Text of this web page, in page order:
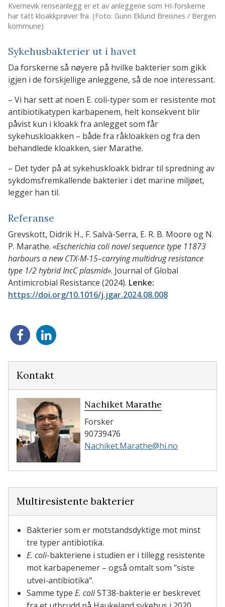
Kvernevik renseanlegg er et av anleggene som HI-forskerne
har tatt kloakkprøver fra. (Foto: Gunn Eklund Breisnes / Bergen
kommune)
Sykehusbakterier ut i havet
Da forskerne så nøyere på hvilke bakterier som gikk
igjen i de forskjellige anleggene, så de noe interessant.
– Vi har sett at noen E. coli-typer som er resistente mot
antibiotikatypen karbapenem, helt konsekvent blir
påvist kun i kloakk fra anlegget som får
sykehuskloakken – både fra råkloakken og fra den
behandlede kloakken, sier Marathe.
– Det tyder på at sykehuskloakk bidrar til spredning av
sykdomsfremkallende bakterier i det marine miljøet,
legger han til.
Referanse
Grevskott, Didrik H., F. Salvà-Serra, E. R. B. Moore og N.
P. Marathe. «Escherichia coli novel sequence type 11873
harbours a new CTX-M-15–carrying multidrug resistance
type 1/2 hybrid IncC plasmid». Journal of Global
Antimicrobial Resistance (2024). Lenke:
https://doi.org/10.1016/j.jgar.2024.08.008
Del
på
Del
på
Kontakt
Nachiket Marathe
Forsker
90739476
Nachiket.Marathe@hi.no
Multiresistente bakterier
Bakterier som er motstandsdyktige mot minst
tre typer antibiotika.
E. coli-bakteriene i studien er i tillegg resistente
mot karbapenemer – også omtalt som "siste
utvei-antibiotika".
Samme type E. coliST38-bakterie er beskrevet